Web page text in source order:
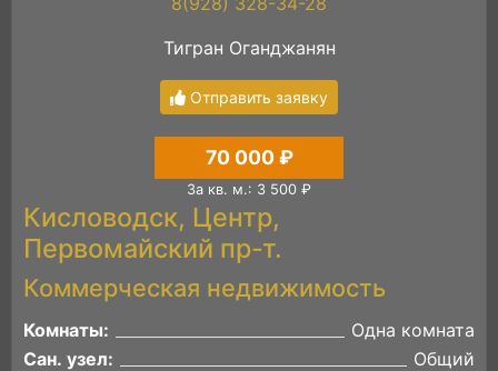
Тигран Оганджанян
Отправить заявку
70 000 ₽
За кв. м.: 3 500 ₽
Кисловодск, Центр,
Первомайский пр-т.
Коммерческая недвижимость
Комнаты:
Одна комната
Сан. узел:
Общий